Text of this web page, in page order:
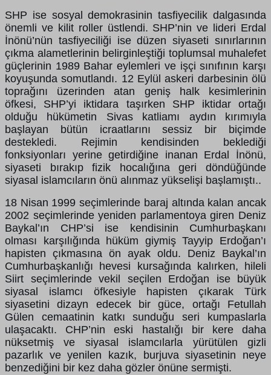
SHP ise sosyal demokrasinin tasfiyecilik dalgasında
önemli ve kilit roller üstlendi. SHP’nin ve lideri Erdal
İnönü’nün tasfiyeciliği ise düzen siyaseti sınırlarının
çıkma alametlerinin belirginleştiği toplumsal muhalefet
güçlerinin 1989 Bahar eylemleri ve işçi sınıfının karşı
koyuşunda somutlandı. 12 Eylül askeri darbesinin ölü
toprağını üzerinden atan geniş halk kesimlerinin
öfkesi, SHP’yi iktidara taşırken SHP iktidar ortağı
olduğu hükümetin Sivas katliamı aydın kırımıyla
başlayan bütün icraatlarını sessiz bir biçimde
destekledi. Rejimin kendisinden beklediği
fonksiyonları yerine getirdiğine inanan Erdal İnönü,
siyaseti bırakıp fizik hocalığına geri döndüğünde
siyasal islamcıların önü alınmaz yükselişi başlamıştı..
18 Nisan 1999 seçimlerinde baraj altında kalan ancak
2002 seçimlerinde yeniden parlamentoya giren Deniz
Baykal’ın CHP’si ise kendisinin Cumhurbaşkanı
olması karşılığında hüküm giymiş Tayyip Erdoğan’ı
hapisten çıkmasına ön ayak oldu. Deniz Baykal’ın
Cumhurbaşkanlığı hevesi kursağında kalırken, hileli
Siirt seçimlerinde vekil seçilen Erdoğan ise büyük
siyasal islamcı öfkesiyle hapisten çıkarak Türk
siyasetini dizayn edecek bir güce, ortağı Fetullah
Gülen cemaatinin katkı sunduğu seri kumpaslarla
ulaşacaktı. CHP’nin eski hastalığı bir kere daha
nüksetmiş ve siyasal islamcılarla yürütülen gizli
pazarlık ve yenilen kazık, burjuva siyasetinin neye
benzediğini bir kez daha gözler önüne sermişti.